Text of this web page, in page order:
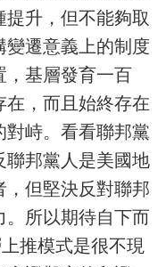
升，但不能夠取
遷意義上的制度
，基層發育一百
，而且始終存在
峙。看看聯邦黨
聯邦黨人是美國地
但堅決反對聯邦
所以期待自下而
上推模式是很不現